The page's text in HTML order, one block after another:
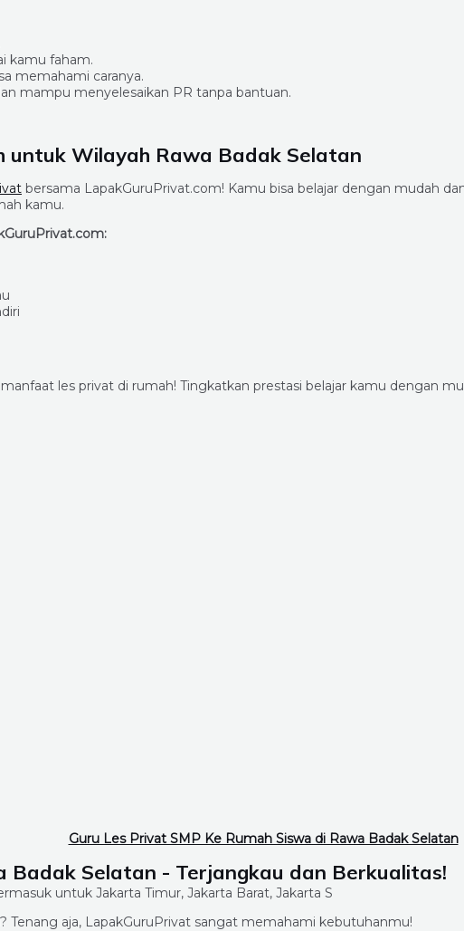
kamu faham.
memahami caranya.
mampu menyelesaikan PR tanpa bantuan.
untuk Wilayah Rawa Badak Selatan
bersama LapakGuruPrivat.com! Kamu bisa belajar dengan mudah
kamu.
les privat di rumah! Tingkatkan prestasi belajar kamu dengan
Guru Les Privat SMP Ke Rumah Siswa di Rawa Badak Selatan
Badak Selatan - Terjangkau dan Berkualitas!
Tenang aja, LapakGuruPrivat sangat memahami kebutuhanmu!